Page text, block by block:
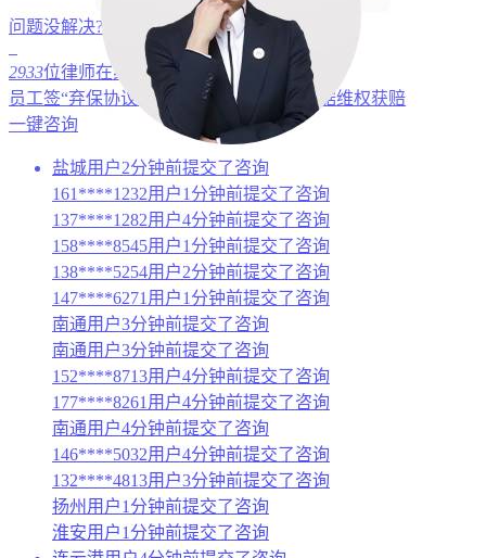
问题没解决? 125200人选择咨询律师
2933位律师在线 平均3分钟响应
员工签“弃保协议”工伤索赔难，律师凭证据维权获赔
一键咨询
盐城用户2分钟前提交了咨询
161****1232用户1分钟前提交了咨询
137****1282用户4分钟前提交了咨询
158****8545用户1分钟前提交了咨询
138****5254用户2分钟前提交了咨询
147****6271用户1分钟前提交了咨询
南通用户3分钟前提交了咨询
南通用户3分钟前提交了咨询
152****8713用户4分钟前提交了咨询
177****8261用户4分钟前提交了咨询
南通用户4分钟前提交了咨询
146****5032用户4分钟前提交了咨询
132****4813用户3分钟前提交了咨询
扬州用户1分钟前提交了咨询
淮安用户1分钟前提交了咨询